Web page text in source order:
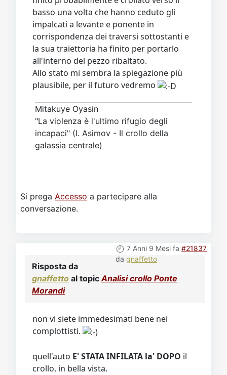
basso una volta che hanno ceduto gli
impalcati a levante e ponente in
corrispondenza dei traversi sottostanti e
la sua traiettoria ha finito per portarlo
all'interno del pezzo ribaltato.
Allo stato mi sembra la spiegazione più
plausibile, per il futuro vedremo
Mitakuye Oyasin
"La violenza è l'ultimo rifugio degli
incapaci" (I. Asimov - Il crollo della
galassia centrale)
Si prega Accesso a partecipare alla
conversazione.
7 Anni 9 Mesi fa #21837
da gnaffetto
Risposta da
gnaffetto al topic Analisi crollo Ponte
Morandi
non vi siete immedesimati bene nei
complottisti.
quell'auto E' STATA INFILATA la' DOPO il
crollo, in bella vista.